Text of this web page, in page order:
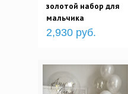
золотой набор для
мальчика
2,930 руб.